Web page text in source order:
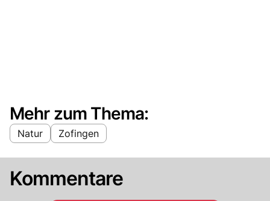
Mehr zum Thema:
Natur Zofingen
Kommentare